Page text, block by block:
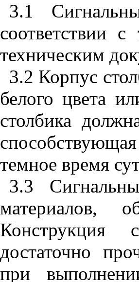
3.1
соответствии
техническим
3.2 Корпус
белого цвета
столбика
темное время
3.3
материалов,
Конструкция
достаточно
при